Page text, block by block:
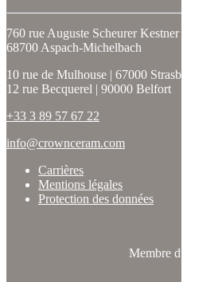
760 rue Auguste Scheurer Kestner
68700 Aspach-Michelbach
10 rue de Mulhouse | 67000 Strasbourg
12 rue Becquerel | 90000 Belfort
+33 3 89 57 67 22
info@crownceram.com
Carrières
Mentions légales
Protection des données
Membre du réseau :